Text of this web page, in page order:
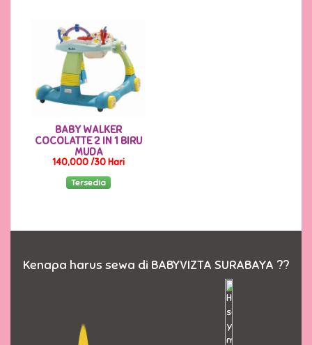
BABY WALKER
COCOLATTE 2 IN 1 BIRU
MUDA
140,000 /30 Hari
Tersedia
Kenapa harus sewa di BABYVIZTA SURABAYA ??